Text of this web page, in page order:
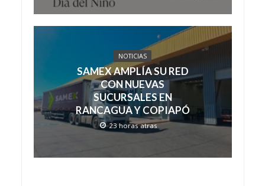
NOTICIAS
SAMEX AMPLÍA SU RED
CON NUEVAS
SUCURSALES EN
RANCAGUA Y COPIAPÓ
23 horas atras